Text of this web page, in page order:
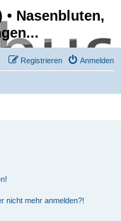
Nasenbluten,
Anmelden
Registrieren
nicht mehr anmelden?!